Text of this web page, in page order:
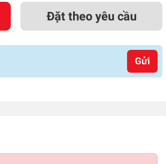
Đặt theo yêu cầu
Gửi